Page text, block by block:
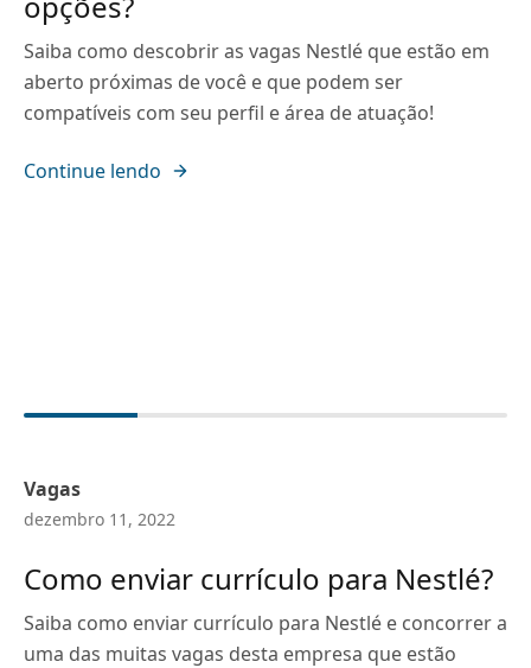
Saiba como descobrir as vagas Nestlé que estão em
aberto próximas de você e que podem ser
compatíveis com seu perfil e área de atuação!
Continue lendo
Vagas
dezembro 11, 2022
Como enviar currículo para Nestlé?
Saiba como enviar currículo para Nestlé e concorrer a
uma das muitas vagas desta empresa que estão